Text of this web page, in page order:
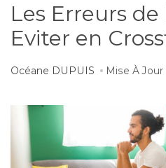
Les Erreurs
Eviter en
Océane DUPUIS Mise À Jour